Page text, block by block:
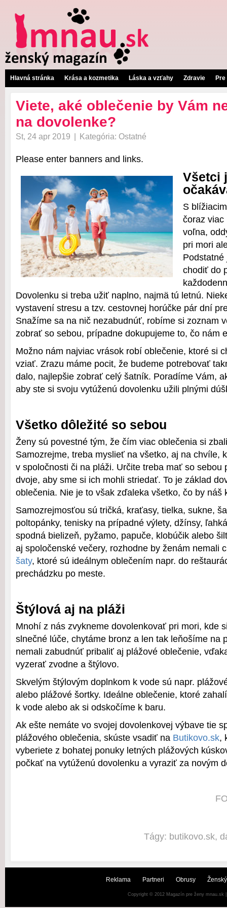
Hlavná stránka Krása a kozmetika Láska a vzťahy Zdravie
Viete, aké oblečenie by Vám
na dovolenke?
St, 24 apr 2019 Kategória: Ostatné
Please enter banners and links.
Všetci
S
čoraz viac
voľna,
pri mori
chodiť do
Dovolenku si treba užiť naplno, najmä tú letnú.
vystavení stresu a tzv. cestovnej horúčke pár dní
Snažíme sa na nič nezabudnúť, robíme si zoznam
zobrať so sebou, prípadne dokupujeme to, čo nám
Možno nám najviac vrások robí oblečenie, ktoré si
vziať. Zrazu máme pocit, že budeme potrebovať
dalo, najlepšie zobrať celý šatník. Poradíme Vám,
aby ste si svoju vytúženú dovolenku užili plnými
Všetko dôležité so sebou
Ženy sú povestné tým, že čím viac oblečenia si
Samozrejme, treba myslieť na všetko, aj na chvíle,
v spoločnosti či na pláži. Určite treba mať so sebou
dvoje, aby sme si ich mohli striedať. To je základ
oblečenia. Nie je to však zďaleka všetko, čo by náš
Samozrejmosťou sú tričká, kraťasy, tielka, sukne,
poltopánky, tenisky na prípadné výlety, džínsy,
spodná bielizeň, pyžamo, papuče, klobúčik alebo
aj spoločenské večery, rozhodne by ženám nemali
šaty, ktoré sú ideálnym oblečením napr. do
prechádzku po meste.
Štýlová aj na pláži
Mnohí z nás zvykneme dovolenkovať pri mori, kde
slnečné lúče, chytáme bronz a len tak leňošíme na
nemali zabudnúť pribaliť aj plážové oblečenie,
vyzerať zvodne a štýlovo.
Skvelým štýlovým doplnkom k vode sú napr.
alebo plážové šortky. Ideálne oblečenie, ktoré
k vode alebo ak si odskočíme k baru.
Ak ešte nemáte vo svojej dovolenkovej výbave tie
plážového oblečenia, skúste vsadiť na Butikovo.sk,
vyberiete z bohatej ponuky letných plážových
počkať na vytúženú dovolenku a vyraziť za novým
Tágy: butikovo.sk,
Reklama Partneri Obrusy
Copyright © 2012 Magazín pre ženy mnau.sk